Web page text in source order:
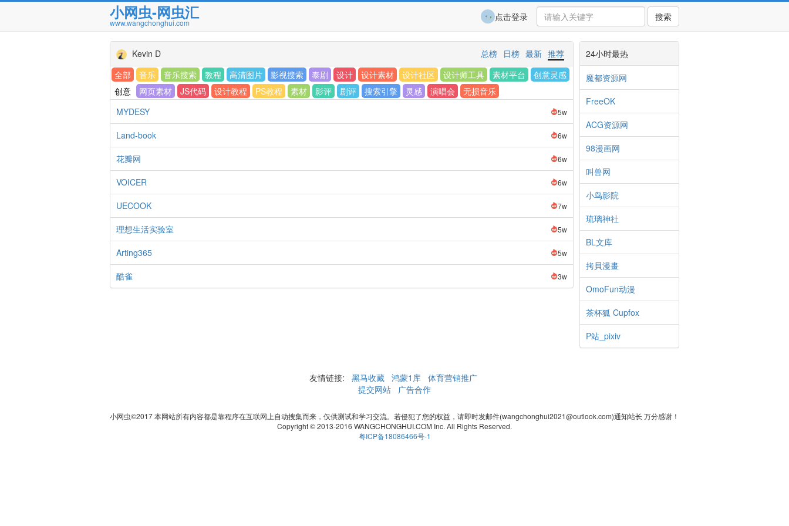
小网虫-网虫汇
www.wangchonghui.com 搜索
点击登录
Kevin D 推荐
最新
日榜
总榜
全部
音乐 音乐搜索 教程 高清图片 影视搜索 泰剧 设计 设计素材 设计社区 设计师工具 素材平台
创意灵感
创意
网页素材 JS代码 设计教程 PS教程 素材 影评 剧评 搜索引擎 灵感 演唱会
无损音乐
MYDESY
5w
Land-book 6w
花瓣网 6w
VOICER 6w
UECOOK 7w
理想生活实验室 5w
Arting365 5w
酷雀 3w
24小时最热
魔都资源网
FreeOK
ACG资源网
98漫画网
叫兽网
小鸟影院
琉璃神社
BL文库
拷貝漫畫
OmoFun动漫
茶杯狐 Cupfox
P站_pixiv
友情链接: 黑马收藏 鸿蒙1库 体育营销推广
提交网站
广告合作
小网虫©2017 本网站所有内容都是靠程序在互联网上自动搜集而来，仅供测试和学习交流。若侵犯了您的权益，请即时发邮件(wangchonghui2021@outlook.com)通知站长 万分感谢！
Copyright © 2013-2016 WANGCHONGHUI.COM Inc. All Rights Reserved.
粤ICP备18086466号-1